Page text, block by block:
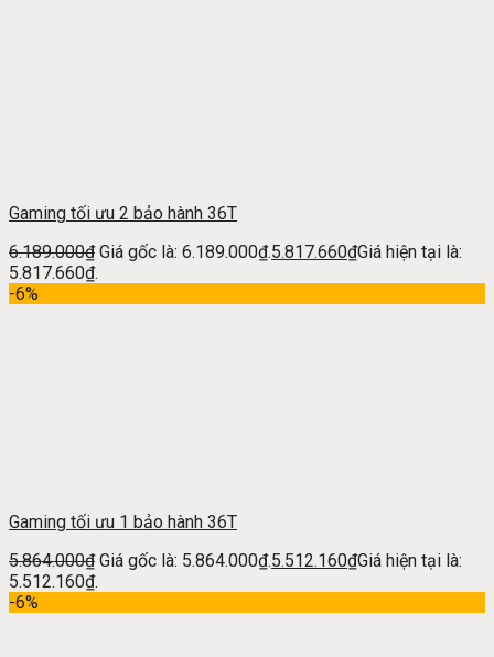
Gaming tối ưu 2 bảo hành 36T
6.189.000₫ Giá gốc là: 6.189.000₫.5.817.660₫Giá hiện tại là:
5.817.660₫.
-6%
Gaming tối ưu 1 bảo hành 36T
5.864.000₫ Giá gốc là: 5.864.000₫.5.512.160₫Giá hiện tại là:
5.512.160₫.
-6%